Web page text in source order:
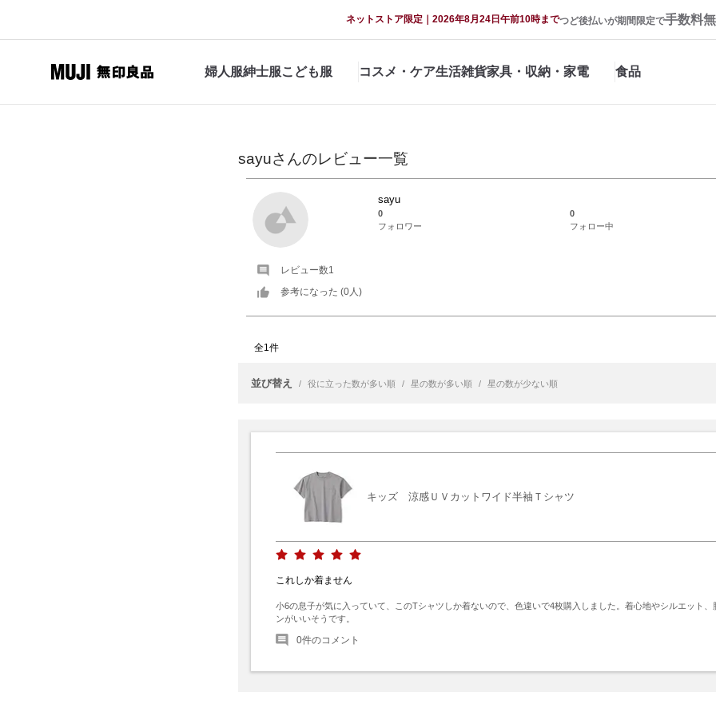
ネットストア限定｜2026年8月24日午前10時までつど後払いが期間限定で手数料
婦人服紳士服こども服 コスメ・ケア生活雑貨家具・収納・家電 食品
sayuさんのレビュー一覧
sayu
0
0
フォロワー
フォロー中
レビュー数1
参考になった (0 人)
全1件
並び替え / 役に立った数が多い順 / 星の数が多い順 / 星の数が少ない順
キッズ 涼感ＵＶカットワイド半袖Ｔシャツ
これしか着ません
小6の息子が気に入っていて、このTシャツしか着ないので、色違いで4枚購入しました。着心地やシルエット、
ンがいいそうです。
0件のコメント